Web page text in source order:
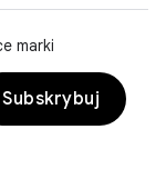
marki
Subskrybuj